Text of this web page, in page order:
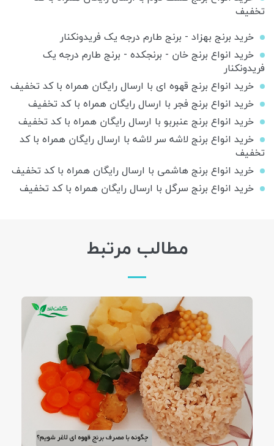
تخفیف
خرید برنج بهزاد - برنج طارم درجه یک فریدونکنار
خرید انواع برنج خان - برنجکده - برنج طارم درجه یک
فریدونکنار
خرید انواع برنج قهوه ای با ارسال رایگان همراه با کد تخفیف
خرید انواع برنج فجر با ارسال رایگان همراه با کد تخفیف
خرید انواع برنج عنبربو با ارسال رایگان همراه با کد تخفیف
خرید انواع برنج لاشه سر لاشه با ارسال رایگان همراه با کد
تخفیف
خرید انواع برنج هاشمی با ارسال رایگان همراه با کد تخفیف
خرید انواع برنج سرگل با ارسال رایگان همراه با کد تخفیف
مطالب مرتبط